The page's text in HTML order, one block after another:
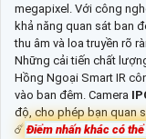
megapixel. Với công
khả năng quan sát ban
thu âm và loa truyền rõ
Những cải tiến chất
Hồng Ngoại Smart IR
vào ban đêm. Camera
độ, cho phép bạn quan
☄️ Điểm nhấn khác có